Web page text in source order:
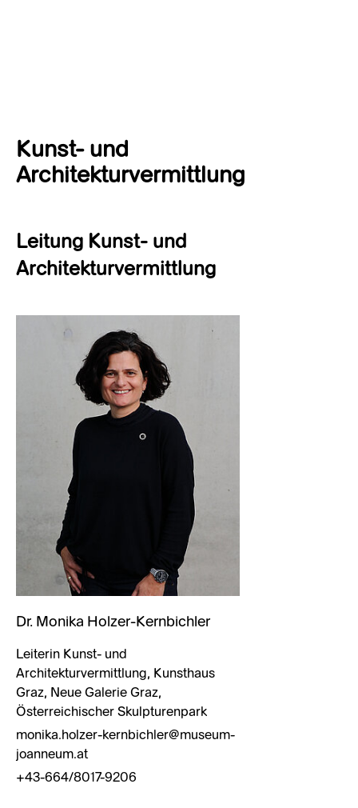
Kunst- und
Architekturvermittlung
Leitung Kunst- und
Architekturvermittlung
Dr. Monika Holzer-Kernbichler
Leiterin Kunst- und
Architekturvermittlung, Kunsthaus
Graz, Neue Galerie Graz,
Österreichischer Skulpturenpark
monika.holzer-kernbichler@museum-
joanneum.at
+43-664/8017-9206